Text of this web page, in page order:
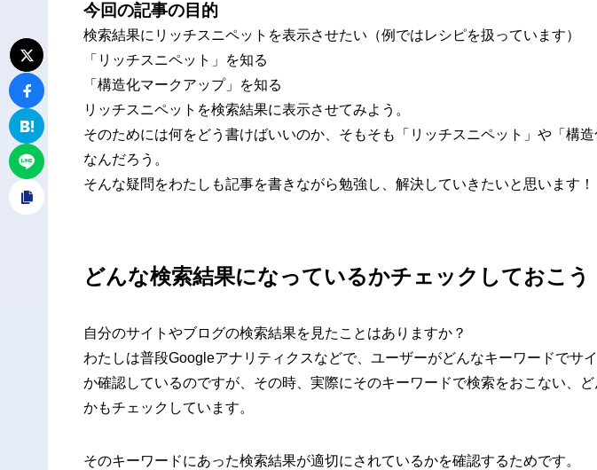
今回の記事の目的
検索結果にリッチスニペットを表示させたい（例ではレシピを扱っています）
「リッチスニペット」を知る
「構造化マークアップ」を知る
リッチスニペットを検索結果に表示させてみよう。
そのためには何をどう書けばいいのか、そもそも「リッチスニペット」や「構
なんだろう。
そんな疑問をわたしも記事を書きながら勉強し、解決していきたいと思います！
どんな検索結果になっているかチェックしておこう
自分のサイトやブログの検索結果を見たことはありますか？
わたしは普段Googleアナリティクスなどで、ユーザーがどんなキーワードでサ
か確認しているのですが、その時、実際にそのキーワードで検索をおこない、
かもチェックしています。
そのキーワードにあった検索結果が適切にされているかを確認するためです。